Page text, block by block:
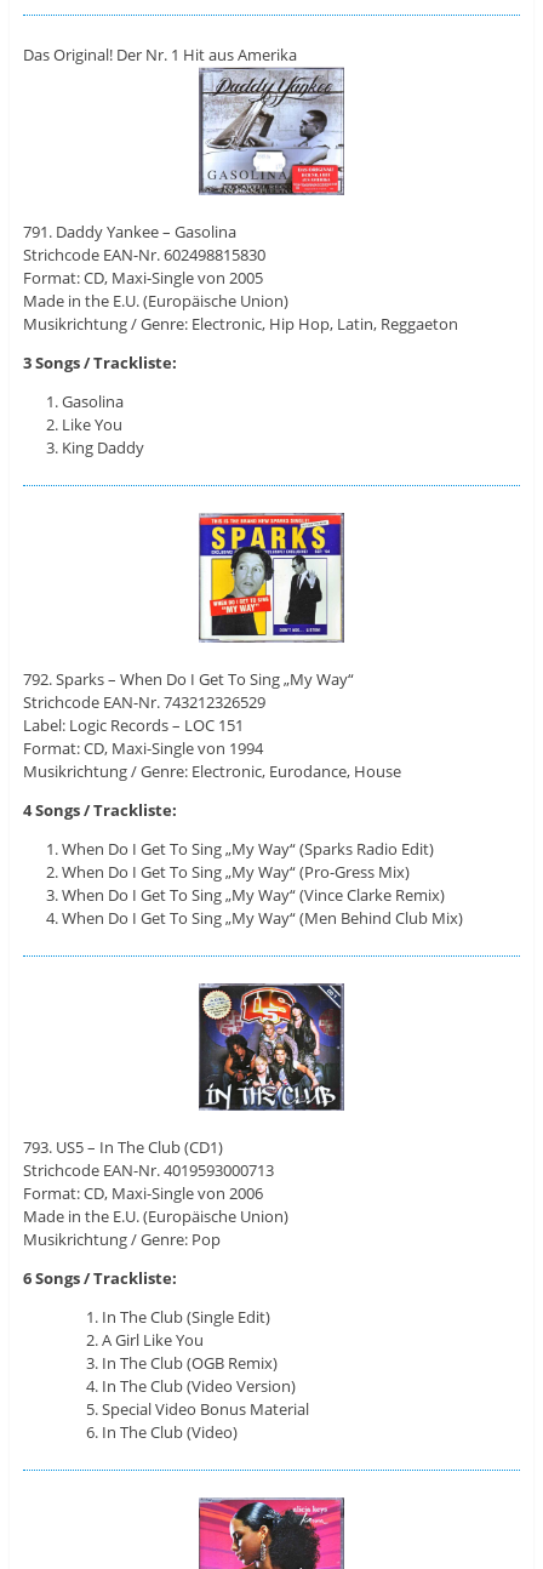
Das Original! Der Nr. 1 Hit aus Amerika
791. Daddy Yankee – Gasolina
Strichcode EAN-Nr. 602498815830
Format: CD, Maxi-Single von 2005
Made in the E.U. (Europäische Union)
Musikrichtung / Genre: Electronic, Hip Hop, Latin, Reggaeton
3 Songs / Trackliste:
Gasolina
Like You
King Daddy
792. Sparks – When Do I Get To Sing „My Way“
Strichcode EAN-Nr. 743212326529
Label: Logic Records ‎– LOC 151
Format: CD, Maxi-Single von 1994
Musikrichtung / Genre: Electronic, Eurodance, House
4 Songs / Trackliste:
When Do I Get To Sing „My Way“ (Sparks Radio Edit)
When Do I Get To Sing „My Way“ (Pro-Gress Mix)
When Do I Get To Sing „My Way“ (Vince Clarke Remix)
When Do I Get To Sing „My Way“ (Men Behind Club Mix)
793. US5 – In The Club (CD1)
Strichcode EAN-Nr. 4019593000713
Format: CD, Maxi-Single von 2006
Made in the E.U. (Europäische Union)
Musikrichtung / Genre: Pop
6 Songs / Trackliste:
In The Club (Single Edit)
A Girl Like You
In The Club (OGB Remix)
In The Club (Video Version)
Special Video Bonus Material
In The Club (Video)